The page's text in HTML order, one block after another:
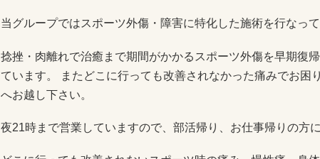
当グループではスポーツ外傷・障害に特化した施術を行なっ
捻挫・肉離れで治癒まで期間がかかるスポーツ外傷を早期復
ています。 またどこに行っても改善されなかった痛みでお困
へお越し下さい。
夜21時まで営業していますので、部活帰り、お仕事帰りの方